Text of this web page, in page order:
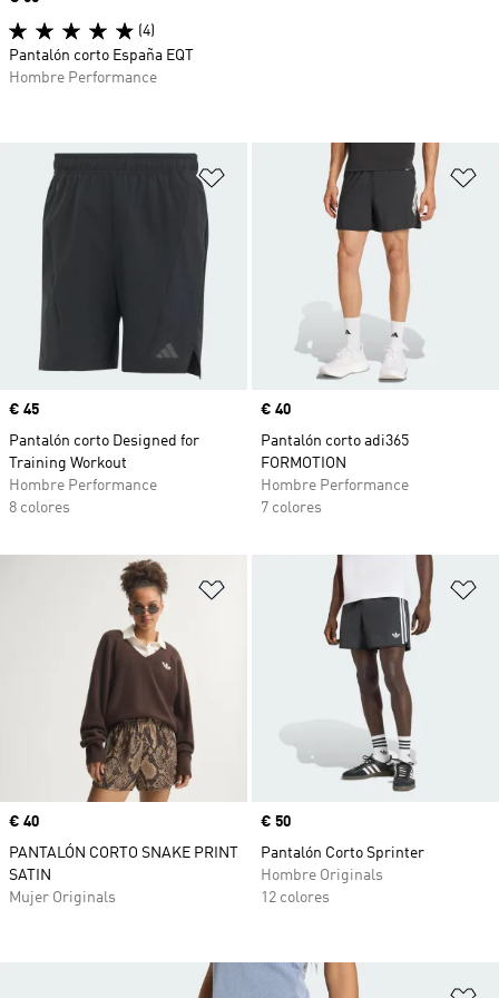
Añadir a la lista de deseos
Precio
€ 45
Pantalón corto Designed for
Training Workout
Hombre Performance
8 colores
Precio
€ 40
Pantalón corto adi365
FORMOTION
Hombre Performance
7 colores
Añadir a la lista de deseos
Precio
€ 40
PANTALÓN CORTO SNAKE PRINT
SATIN
Mujer Originals
Precio
€ 50
Pantalón Corto Sprinter
Hombre Originals
12 colores
(4)
Pantalón corto España EQT
Hombre Performance